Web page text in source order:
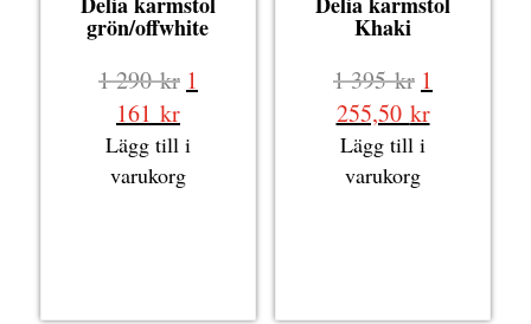
grön/offwhite
1 290kr Det
priset
var:
1
161 krDet
nuvarande
priset
Lägg till i
varukorg
Khaki
1 395kr Det
priset
var:
1
255,50 krDet
Lägg till i
varukorg